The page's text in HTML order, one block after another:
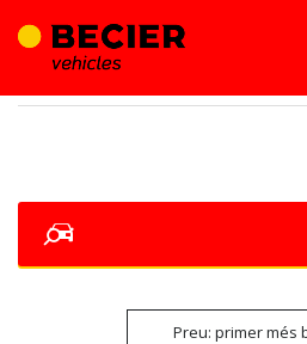
Preu: primer més